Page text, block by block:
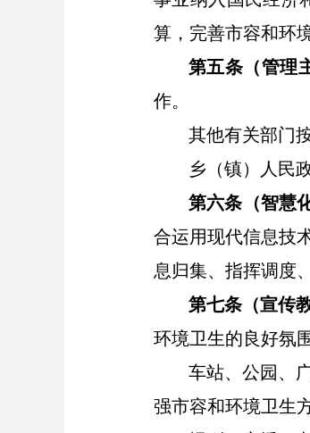
算，完善市容和环
第五条（管理
作。
其他有关部门
乡（镇）人民
第六条（智慧
合运用现代信息技
息归集、指挥调度
第七条（宣传教
环境卫生的良好氛围
车站、公园、
强市容和环境卫生